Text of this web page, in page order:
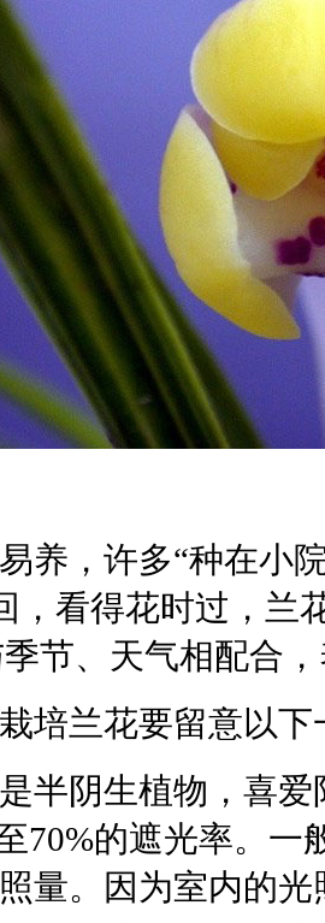
养，许多“种在小
，看得花时过，兰
节、天气相配合
培兰花要留意以下
是半阴生植物，喜
70%的遮光率。一
量。因为室内的